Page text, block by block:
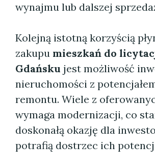
wynajmu lub dalszej
Kolejną istotną korzyścią
zakupu mieszkań do
Gdańsku jest możliwość
nieruchomości z
remontu. Wiele z
wymaga modernizacji, co
doskonałą okazję dla
potrafią dostrzec ich